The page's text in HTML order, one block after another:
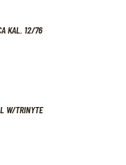
KAL. 12/76
W/TRINYTE